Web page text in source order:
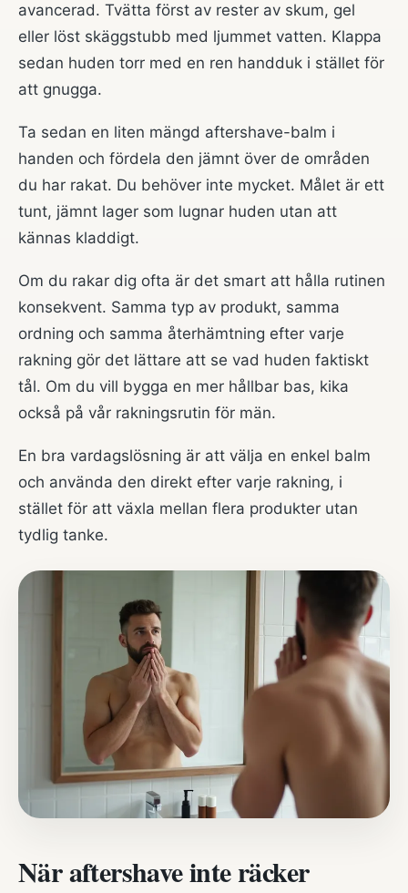
avancerad. Tvätta först av rester av skum, gel
eller löst skäggstubb med ljummet vatten. Klappa
sedan huden torr med en ren handduk i stället för
att gnugga.
Ta sedan en liten mängd aftershave-balm i
handen och fördela den jämnt över de områden
du har rakat. Du behöver inte mycket. Målet är ett
tunt, jämnt lager som lugnar huden utan att
kännas kladdigt.
Om du rakar dig ofta är det smart att hålla rutinen
konsekvent. Samma typ av produkt, samma
ordning och samma återhämtning efter varje
rakning gör det lättare att se vad huden faktiskt
tål. Om du vill bygga en mer hållbar bas, kika
också på vår rakningsrutin för män.
En bra vardagslösning är att välja en enkel balm
och använda den direkt efter varje rakning, i
stället för att växla mellan flera produkter utan
tydlig tanke.
När aftershave inte räcker